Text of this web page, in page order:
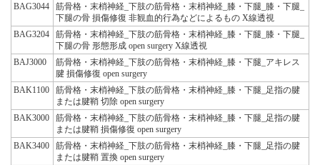
BAG3044
筋骨格・末梢神経_下肢の筋骨格・末梢神経_膝・下腿_膝・下腿_
下腿の骨 損傷修復 非観血的行為などによるもの X線透視
BAG3204
筋骨格・末梢神経_下肢の筋骨格・末梢神経_膝・下腿_膝・下腿_
下腿の骨 形態形成 open surgery X線透視
BAJ3000
筋骨格・末梢神経_下肢の筋骨格・末梢神経_膝・下腿_アキレス
腱 損傷修復 open surgery
BAK1100
筋骨格・末梢神経_下肢の筋骨格・末梢神経_膝・下腿_足指の腱
または腱鞘 切除 open surgery
BAK3000
筋骨格・末梢神経_下肢の筋骨格・末梢神経_膝・下腿_足指の腱
または腱鞘 損傷修復 open surgery
BAK3400
筋骨格・末梢神経_下肢の筋骨格・末梢神経_膝・下腿_足指の腱
または腱鞘 置換 open surgery